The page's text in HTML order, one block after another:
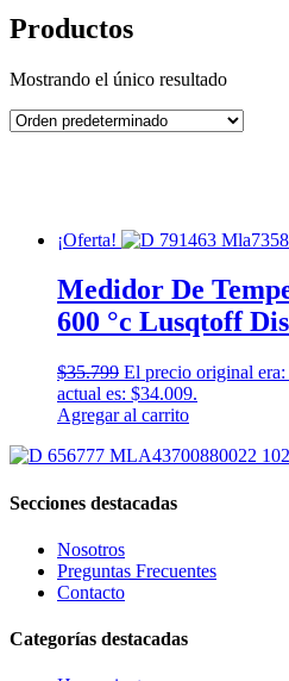
Productos
Mostrando el único resultado
¡Oferta!
Medidor De
600 °c Lusqtoff
$35.799 El precio original era:
actual es: $34.009.
Agregar al carrito
Secciones destacadas
Nosotros
Preguntas Frecuentes
Contacto
Categorías destacadas